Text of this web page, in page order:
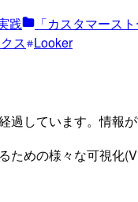
践 「カスタマース
ス Looker
過しています。情報
めの様々な可視化